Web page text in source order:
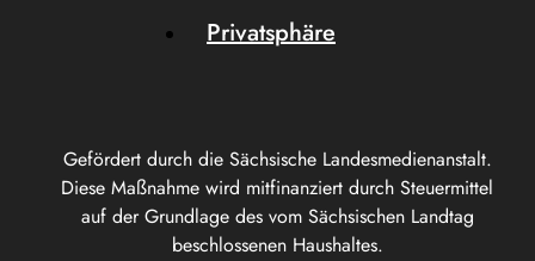
Gefördert durch die Sächsische Landesmedienanstalt.
Diese Maßnahme wird mitfinanziert durch Steuermittel
auf der Grundlage des vom Sächsischen Landtag
beschlossenen Haushaltes.
Privatsphäre